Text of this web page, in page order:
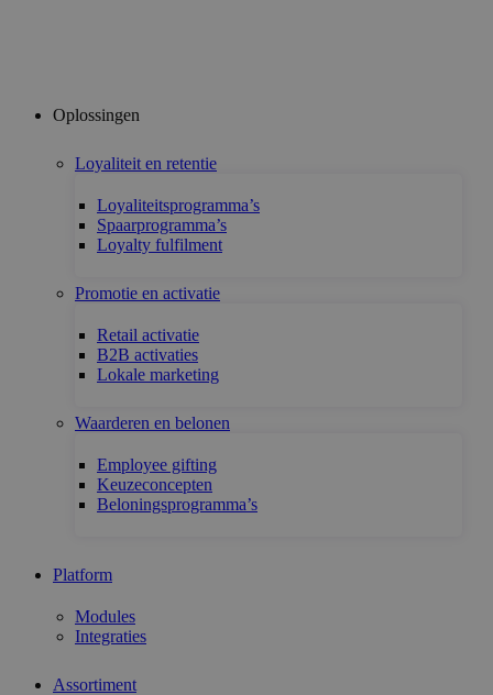
Oplossingen
Loyaliteit en retentie
Loyaliteitsprogramma’s
Spaarprogramma’s
Loyalty fulfilment
Promotie en activatie
Retail activatie
B2B activaties
Lokale marketing
Waarderen en belonen
Employee gifting
Keuzeconcepten
Beloningsprogramma’s
Platform
Modules
Integraties
Assortiment